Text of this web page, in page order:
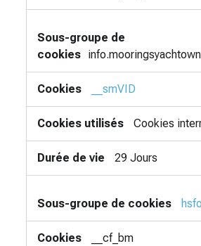
__smVID
Cookies
29 Jours
__cf_bm